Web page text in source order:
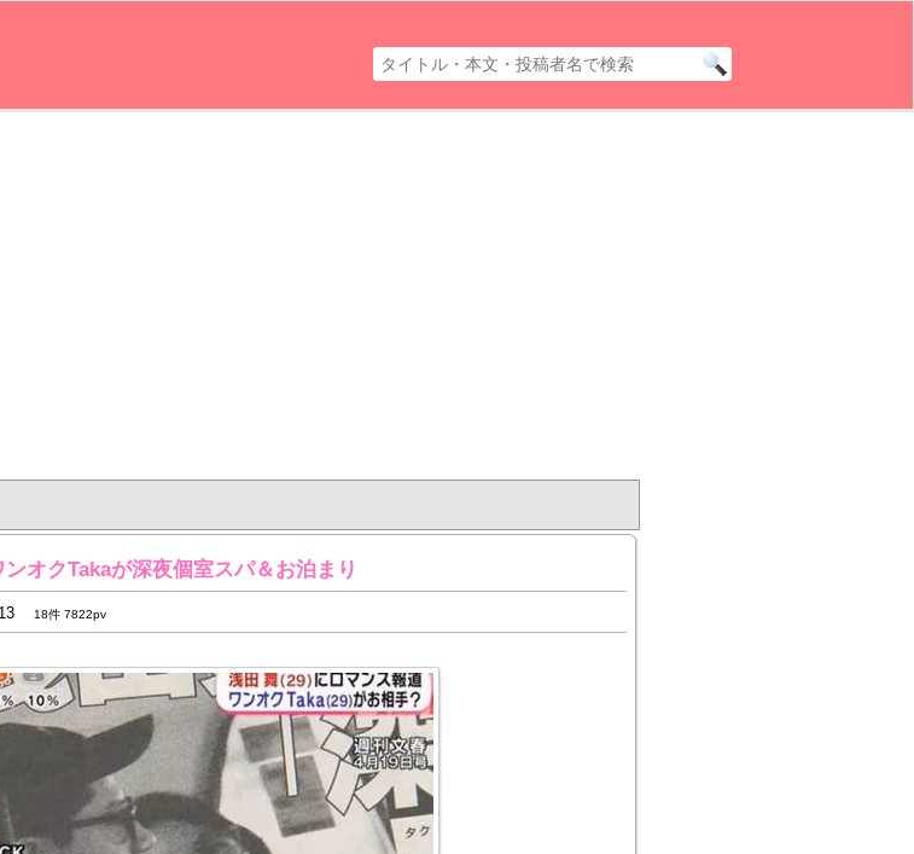
オクTakaが深夜個室スパ＆お泊まり
18件 7822pv